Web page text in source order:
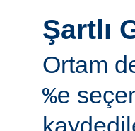
Şartlı
Ortam
%e